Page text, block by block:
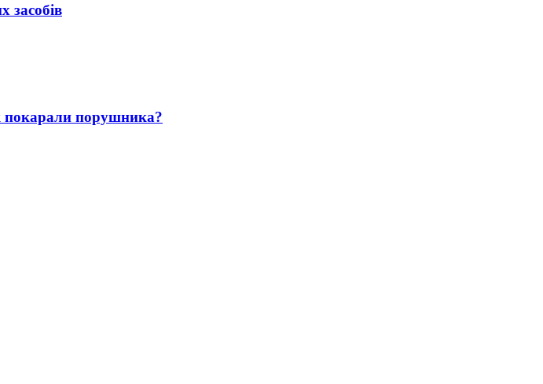
засобів
покарали порушника?